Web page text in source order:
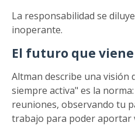
La responsabilidad se
inoperante.
El futuro que
Altman describe una visión
siempre activa" es la
reuniones, observando tu
trabajo para poder aportar